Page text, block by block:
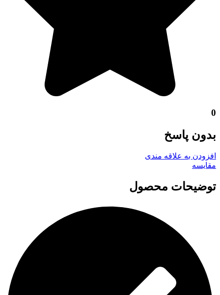
0
بدون پاسخ
افزودن به علاقه مندی
مقايسه
توضیحات محصول